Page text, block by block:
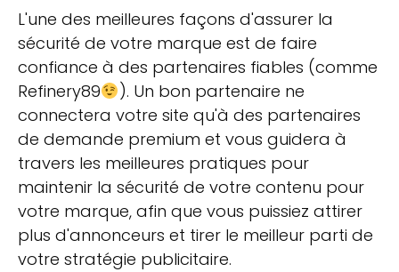
L'une des meilleures façons d'assurer la
sécurité de votre marque est de faire
confiance à des partenaires fiables (comme
Refinery89
). Un bon partenaire ne
connectera votre site qu'à des partenaires
de demande premium et vous guidera à
travers les meilleures pratiques pour
maintenir la sécurité de votre contenu pour
votre marque, afin que vous puissiez attirer
plus d'annonceurs et tirer le meilleur parti de
votre stratégie publicitaire.